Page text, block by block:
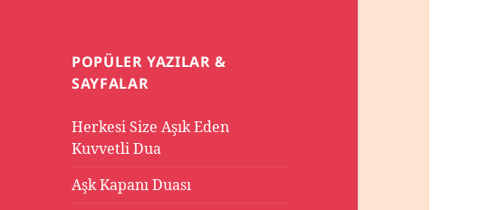
POPÜLER YAZILAR &
SAYFALAR
Herkesi Size Aşık Eden
Kuvvetli Dua
Aşk Kapanı Duası